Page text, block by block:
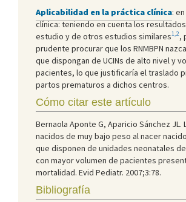
Aplicabilidad en la práctica clínica:
clínica: teniendo en cuenta los
estudio y de otros estudios similares1,2,
prudente procurar que los RNMBPN
que dispongan de UCINs de alto nivel y
pacientes, lo que justificaría el traslado
partos prematuros a dichos centros.
Cómo citar este artículo
Bernaola Aponte G, Aparicio Sánchez JL.
nacidos de muy bajo peso al nacer
que disponen de unidades neonatales
con mayor volumen de pacientes
mortalidad. Evid Pediatr. 2007;3:78.
Bibliografía